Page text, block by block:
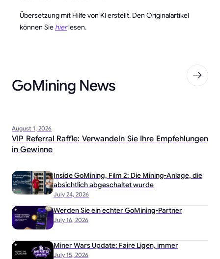
Übersetzung mit Hilfe von KI erstellt. Den Originalartikel
können Sie hierlesen.
GoMining News
August 1, 2026
VIP Referral Raffle: Verwandeln Sie Ihre Empfehlungen
in Gewinne
July 24, 2026
Inside GoMining, Film 2: Die Mining-Anlage, die
absichtlich abgeschaltet wurde
July 16, 2026
Werden Sie ein echter GoMining-Partner
July 15, 2026
Miner Wars Update: Faire Ligen, immer